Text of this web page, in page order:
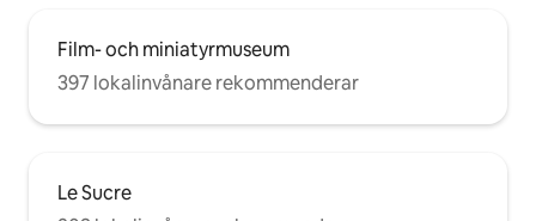
Film- och miniatyrmuseum
397 lokalinvånare rekommenderar
Le Sucre